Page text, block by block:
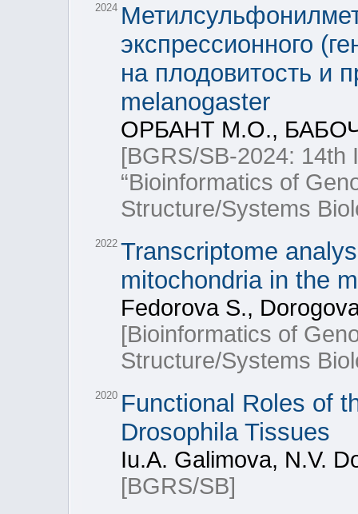
2024
экспрессионного
на плодовитость и
melanogaster
ОРБАНТ М.О.,
[BGRS/SB-2024: 14th
“Bioinformatics of
Structure/Systems
2022 Transcriptome
mitochondria in the
Fedorova S.,
[Bioinformatics of
Structure/Systems
2020 Functional Roles of
Drosophila Tissues
Iu.A. Galimova, N.V.
[BGRS/SB]